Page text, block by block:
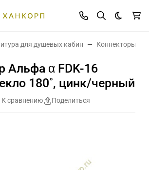
Темная
для душевых кабин Коннекторы
Альфа α FDK-16
180˚, цинк/черный
К сравнению Поделиться